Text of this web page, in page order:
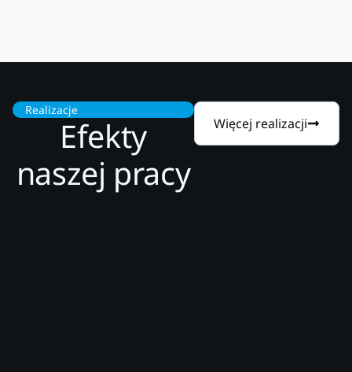
Realizacje
Efekty
naszej pracy
Więcej realizacji